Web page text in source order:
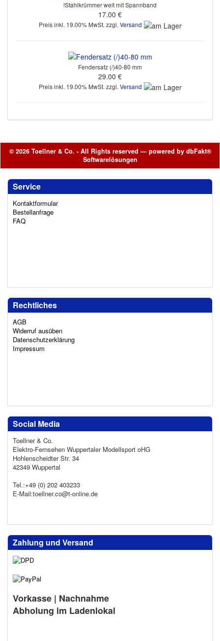
!Stahlkrümmer weit mit Spannband
17.00 €
Preis inkl. 19.00% MwSt. zzgl. Versand
Fendersatz (/)40-80 mm
29.00 €
Preis inkl. 19.00% MwSt. zzgl. Versand
© 2026 Toellner & Co. - All Rights reserved — powered by dbFakt®
Softwarelösungen
Service
Kontaktformular
Bestellanfrage
FAQ
Rechtliches
AGB
Widerruf ausüben
Datenschutzerklärung
Impressum
Social Media
Toellner & Co.
Elektro-Fernsehen Wuppertaler Modellsport oHG
Hohlenscheidter Str. 34
42349 Wuppertal
Tel.:+49 (0) 202 403233
E-Mail:toellner.co@t-online.de
Zahlung und Versand
Vorkasse | Nachnahme
Abholung im Ladenlokal